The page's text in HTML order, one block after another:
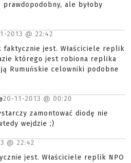
prawdopodobny, ale byłoby
2013 @ 22:42
faktycznie jest. Właściciele replik
którego jest robiona replika
Rumuńskie celowniki podobne
20-11-2013 @ 00:20
zamontować diodę nie
wejdzie ;)
@ 22:42
jest. Właściciele replik NPO